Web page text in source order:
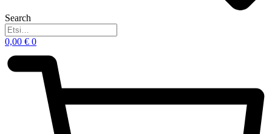
Search
0,00 € 0